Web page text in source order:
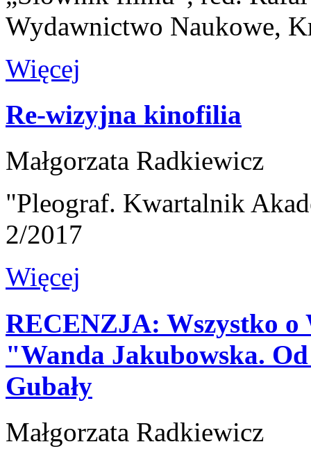
Wydawnictwo Naukowe,
Więcej
Re-wizyjna kinofilia
Małgorzata Radkiewicz
"Pleograf. Kwartalnik
2/2017
Więcej
RECENZJA: Wszystko o
"Wanda Jakubowska.
Gubały
Małgorzata Radkiewicz